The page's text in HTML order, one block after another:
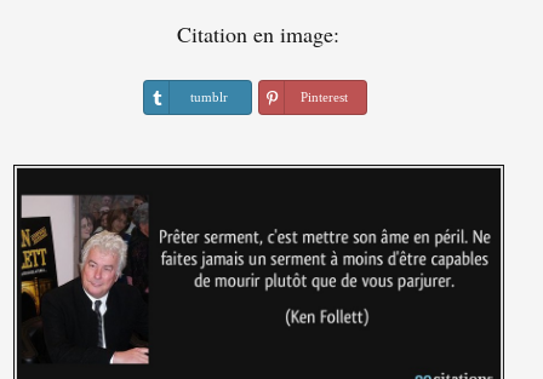
Citation en image:
tumblr Pinterest